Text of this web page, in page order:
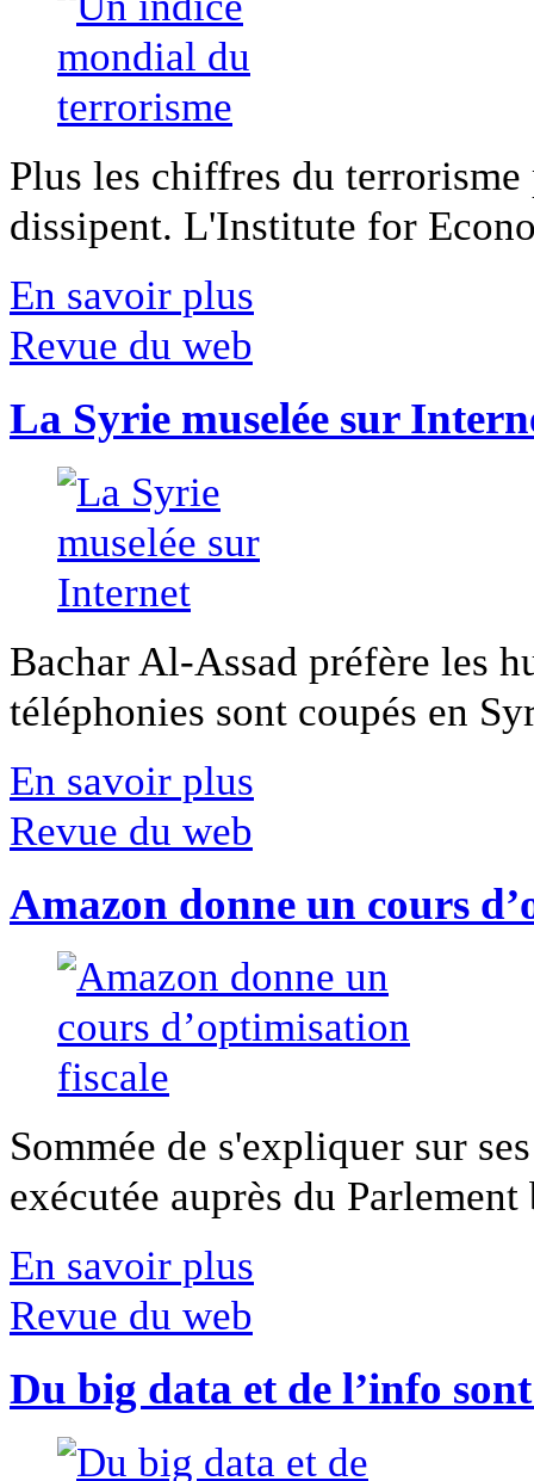
Plus les chiffres du
dissipent. L'Institute for
En savoir plus
Revue du web
La Syrie muselée sur
Bachar Al-Assad préfère les
téléphonies sont coupés en
En savoir plus
Revue du web
Amazon donne un cours
Sommée de s'expliquer sur
exécutée auprès du
En savoir plus
Revue du web
Du big data et de l’info